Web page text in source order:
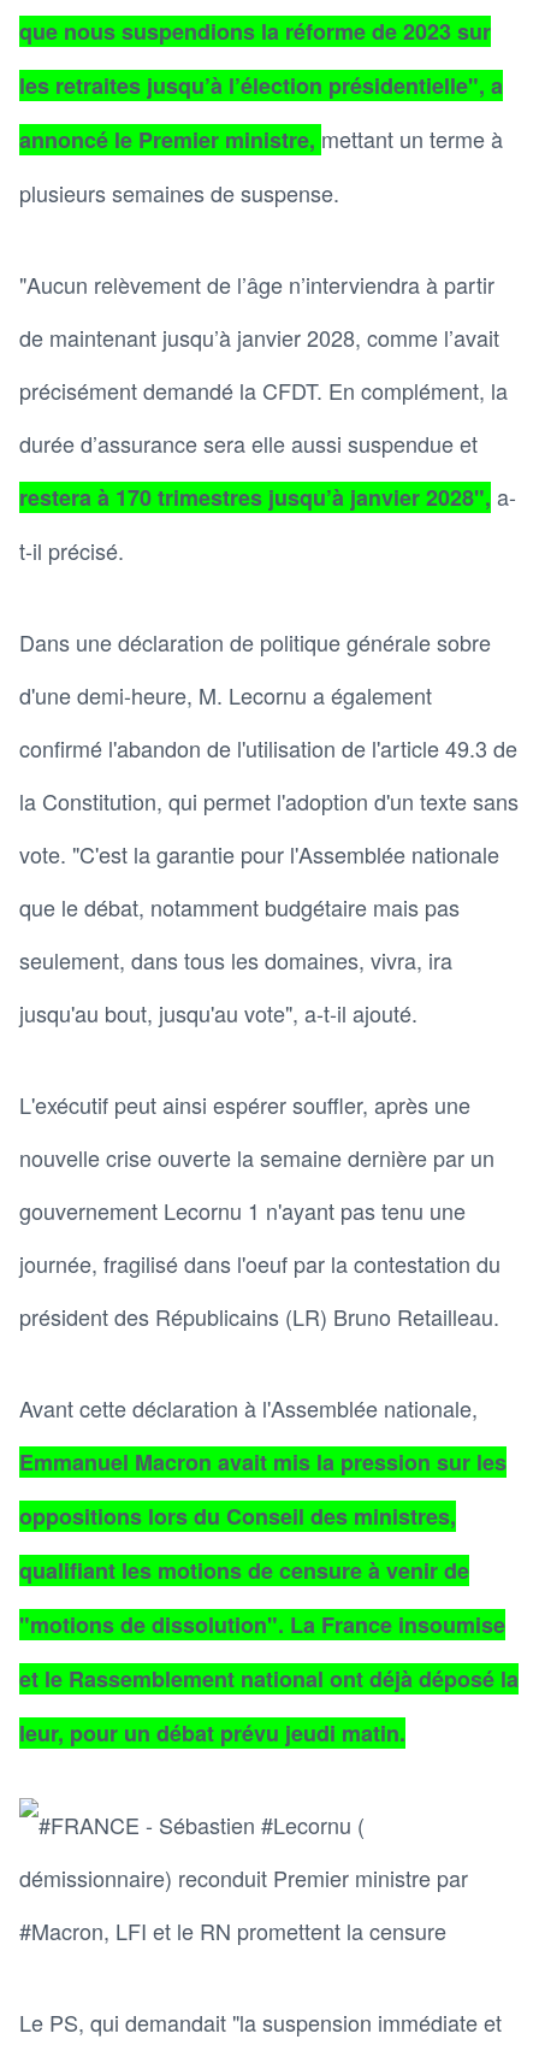
que nous suspendions la réforme de 2023 sur
les retraites jusqu’à l’élection présidentielle", a
annoncé le Premier ministre, mettant un terme à
plusieurs semaines de suspense.
"Aucun relèvement de l’âge n’interviendra à partir
de maintenant jusqu’à janvier 2028, comme l’avait
précisément demandé la CFDT. En complément, la
durée d’assurance sera elle aussi suspendue et
restera à 170 trimestres jusqu’à janvier 2028", a-
t-il précisé.
Dans une déclaration de politique générale sobre
d'une demi-heure, M. Lecornu a également
confirmé l'abandon de l'utilisation de l'article 49.3 de
la Constitution, qui permet l'adoption d'un texte sans
vote. "C'est la garantie pour l'Assemblée nationale
que le débat, notamment budgétaire mais pas
seulement, dans tous les domaines, vivra, ira
jusqu'au bout, jusqu'au vote", a-t-il ajouté.
L'exécutif peut ainsi espérer souffler, après une
nouvelle crise ouverte la semaine dernière par un
gouvernement Lecornu 1 n'ayant pas tenu une
journée, fragilisé dans l'oeuf par la contestation du
président des Républicains (LR) Bruno Retailleau.
Avant cette déclaration à l'Assemblée nationale,
Emmanuel Macron avait mis la pression sur les
oppositions lors du Conseil des ministres,
qualifiant les motions de censure à venir de
"motions de dissolution". La France insoumise
et le Rassemblement national ont déjà déposé la
leur, pour un débat prévu jeudi matin.
Le PS, qui demandait "la suspension immédiate et